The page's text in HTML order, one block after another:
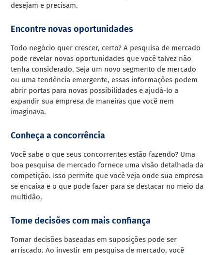
desejam e precisam.
Encontre novas oportunidades
Todo negócio quer crescer, certo? A pesquisa de mercado
pode revelar novas oportunidades que você talvez não
tenha considerado. Seja um novo segmento de mercado
ou uma tendência emergente, essas informações podem
abrir portas para novas possibilidades e ajudá-lo a
expandir sua empresa de maneiras que você nem
imaginava.
Conheça a concorrência
Você sabe o que seus concorrentes estão fazendo? Uma
boa pesquisa de mercado fornece uma visão detalhada da
competição. Isso permite que você veja onde sua empresa
se encaixa e o que pode fazer para se destacar no meio da
multidão.
Tome decisões com mais confiança
Tomar decisões baseadas em suposições pode ser
arriscado. Ao investir em pesquisa de mercado, você